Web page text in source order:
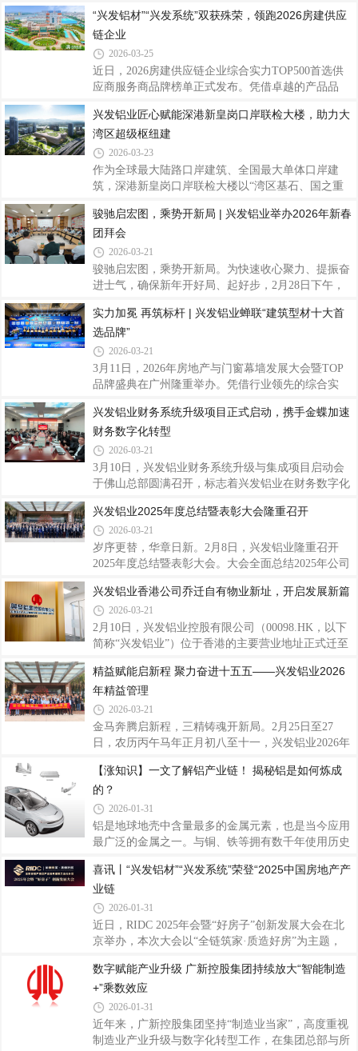
营业绩、发展战略、债券融资安排等议题进行深入交
流，公司管理层逐一进行解答与回应，现场氛
向新 共生共荣”为主题，回望携手奋斗的征程，共话
行业发展新机遇，擘画全球化合作新蓝图，凝聚起行
业同心聚力、共生共赢的发展合力。兴征程上共风
雨，发奋图强创宏图会上，兴发铝业董事总经理廖玉
庆作题为《兴征程上共风雨，发奋图强创宏图》的专
诚挚感谢与崇高敬意。他全面复盘2025年发展成果，
在全球经济与行业发展双重承压的背景下，兴发
“兴发铝材”“兴发系统”双获殊荣，领跑2026房建供应
链企业
2026-03-25
近日，2026房建供应链企业综合实力TOP500首选供
应商服务商品牌榜单正式发布。凭借卓越的产品品
材”再度荣登“2026房建供应链企业综合实力TOP500首
选供应商服务商品牌·铝型材类”十强榜首，“兴发系
统”位列系统窗类民族品牌前三，再次彰显兴发铝业
在建筑铝型材与系统门窗领域的龙头地位与核心竞争
力。该测评由中国房地产业协会、易居中国房地产测
新质生产力发展，以企业申报数据、CRIC数据库、用
户抽样调研及公共招标信息为依据，围绕生产
兴发铝业匠心赋能深港新皇岗口岸联检大楼，助力大
湾区超级枢纽建
2026-03-23
作为全球最大陆路口岸建筑、全国最大单体口岸建
筑，深港新皇岗口岸联检大楼以“湾区基石、国之重
凭借硬核产品实力与全链条定制化服务，为这座国家
级门户工程提供高品质铝合金型材，以精工铝材护航
大国工程，助力深港通关迈入“5分钟时代”。新皇岗
口岸总建筑面积约68.97万平方米，由Aedas与华阳国
际、深圳市综合交通设计研究院共同组成设计联合体
的建筑形态和“垂直叠加、高度复合”的创新布局，规
划地上5层，地下4层，集旅检、车辆查验、
骏驰启宏图，乘势开新局 | 兴发铝业举办2026年新春
团拜会
2026-03-21
骏驰启宏图，乘势开新局。为快速收心聚力、提振奋
进士气，确保新年开好局、起好步，2月28日下午，
子成员，总部各部门负责人、员工代表等欢聚一堂，
共叙情谊、共话发展，擘画新年发展蓝图。会上，公
司党委书记、董事长王立向全体职工干部致以诚挚的
新春问候，并对大家在过去一年攻坚克难、奋楫笃行
所取得的各项成绩表示衷心感谢。他表示，2026年
展新阶段的关键之年。立足新起点，要以习近平新时
代中国特色社会主义思想为指导，全面贯彻落实
实力加冕 再筑标杆 | 兴发铝业蝉联“建筑型材十大首
选品牌”
2026-03-21
3月11日，2026年房地产与门窗幕墙发展大会暨TOP
品牌盛典在广州隆重举办。凭借行业领先的综合实
获“建筑型材十大首选品牌”榜首荣誉，并成功入库房
地产与门窗幕墙产业链AL-Survey首选创新材
料“TOP10”品牌，以连续领跑的优异成绩，稳固行业
领军地位，彰显中国铝型材头部品牌的硬核竞争力。
本次评选由行业权威机构主办，依托AL-Survey行业
发企业及行业专家，围绕产品质量、技术创新、服务
能力、品牌口碑、市场应用等维度综合评审。评选结
果兼具专
兴发铝业财务系统升级项目正式启动，携手金蝶加速
财务数字化转型
2026-03-21
3月10日，兴发铝业财务系统升级与集成项目启动会
于佛山总部圆满召开，标志着兴发铝业在财务数字化
软件（中国）有限公司联合推进，旨在通过系统升级
与多平台集成，推动财务核算标准化、一体化、自动
化、智能化，为集团高质量发展注入新动能。会上，
兴发铝业财务副总监、项目负责人刘权锋指出，随着
缓。本次项目将以“标准化、一体化、自动化、智能
化”为建设路径，打通ERP、司库、财务共享、设备系
统等多平台数据壁垒，统一主数据管理，全面
兴发铝业2025年度总结暨表彰大会隆重召开
2026-03-21
岁序更替，华章日新。2月8日，兴发铝业隆重召开
2025年度总结暨表彰大会。大会全面总结2025年公司
点任务，同时表彰在各项工作中表现突出的优秀个人
和先进团队，进一步凝聚奋斗力量，激励全体员工以
更加积极昂扬的姿态投身“十五五”开局新征程。会
上，公司总经理廖玉庆作了2025年度工作总结及2026
一年所取得的发展成就，深刻剖析了当前公司发展进
程中存在的短板与挑战，并对公司2026年的整体奋斗
目标进行了展望。廖玉庆指出，2025年是兴发铝
兴发铝业香港公司乔迁自有物业新址，开启发展新篇
2026-03-21
2月10日，兴发铝业控股有限公司（00098.HK，以下
简称“兴发铝业”）位于香港的主要营业地址正式迁至
公司自有物业，此举进一步夯实了公司在香港的业务
根基，提升了运营稳定性。据了解，新址所在的九龙
观塘区是香港重要的商务及科创产业聚集区，交通网
络发达，商业配套成熟，能为客户接待、商务合作及
品牌展示提供更优质的平台。作为在香港联合交易所
局业务。此次迁入自有物业，是公司优化运营资源的
重要举措，不仅彰显了公司稳健发展的实力，
精益赋能启新程 聚力奋进十五五——兴发铝业2026
年精益管理
2026-03-21
金马奔腾启新程，三精铸魂开新局。2月25日至27
日，农历丙午马年正月初八至十一，兴发铝业2026年
通过线上+线下的形式，覆盖参训人数共131人。公司
领导班子、各基地总经理、副总经理及生产、质量、
技术等关键岗位负责人齐聚一堂，其中线下80余人，
线上同步参训50余人。这既是一场收心归位的“新春
第一训”，更是兴发铝业在“十五五”规划谋篇布局的关
深化、全员赋能的奋进号角，为打赢“十五五”开局战
筑牢管理根基、凝聚发展动能。2026年是
【涨知识】一文了解铝产业链！ 揭秘铝是如何炼成
的？
2026-01-31
铝是地球地壳中含量最多的金属元素，也是当今应用
最广泛的金属之一。与铜、铁等拥有数千年使用历史
度融入国民经济的各个角落，成为从日常生活到航空
航天不可或缺的基础原材料。铝的强大之处在于它的
多功能性。然而，这种轻质金属在自然界并不是以单
质金属存在的，其生产过程非常复杂。从矿石到金
属：铝的诞生三部曲纯铝并非天然存在，它的诞生需
为铝土矿的沉积岩。自1821年在法国南部首次发现以
来，全球铝土矿资源主要集中在几内亚、越南、
喜讯丨“兴发铝材”“兴发系统”荣登“2025中国房地产产
业链
2026-01-31
近日，RIDC 2025年会暨“好房子”创新发展大会在北
京举办，本次大会以“全链筑家·质造好房”为主题，
正式发布，“兴发铝材”以15.31%的首选率荣登“2025
中国房地产产业链战略诚信服务商·铝型材类品牌”十
强榜首，“兴发系统”以14.67% 的首选率荣登“2025中
国房地产产业链战略诚信服务商·系统门窗类国产品
牌”十强榜首。双重登顶，既是行业对兴发实力的高
数字赋能产业升级 广新控股集团持续放大“智能制造
+”乘数效应
2026-01-31
近年来，广新控股集团坚持“制造业当家”，高度重视
制造业产业升级与数字化转型工作，在集团总部与所